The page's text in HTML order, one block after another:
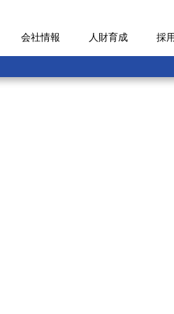
会社情報 人財育成 採